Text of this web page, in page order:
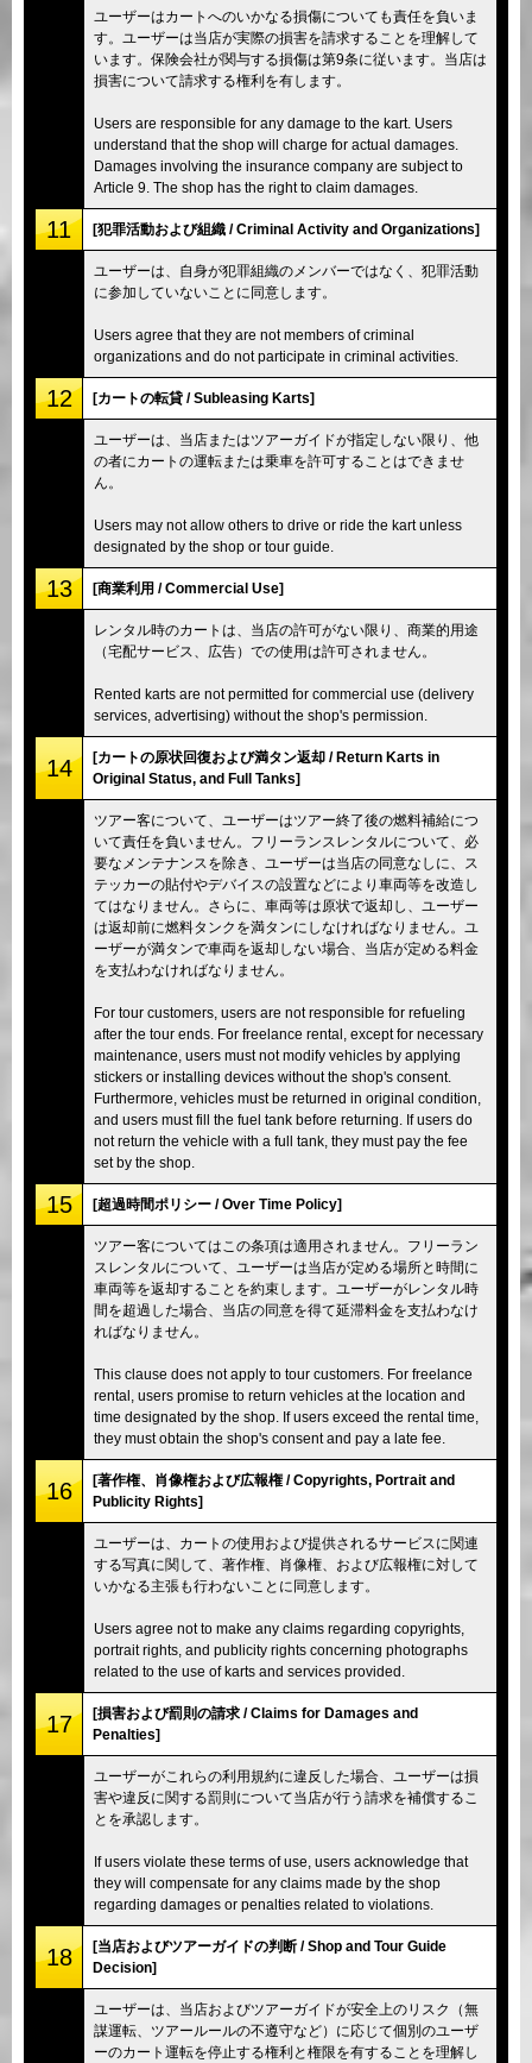
ユーザーはカートへのいかなる損傷についても責任を負いま
す。ユーザーは当店が実際の損害を請求することを理解して
います。保険会社が関与する損傷は第9条に従います。当店は
損害について請求する権利を有します。
Users are responsible for any damage to the kart. Users
understand that the shop will charge for actual damages.
Damages involving the insurance company are subject to
Article 9. The shop has the right to claim damages.
11 [犯罪活動および組織 / Criminal Activity and Organizations]
ユーザーは、自身が犯罪組織のメンバーではなく、犯罪活動
に参加していないことに同意します。
Users agree that they are not members of criminal
organizations and do not participate in criminal activities.
12 [カートの転貸 / Subleasing Karts]
ユーザーは、当店またはツアーガイドが指定しない限り、他
の者にカートの運転または乗車を許可することはできませ
ん。
Users may not allow others to drive or ride the kart unless
designated by the shop or tour guide.
13 [商業利用 / Commercial Use]
レンタル時のカートは、当店の許可がない限り、商業的用途
（宅配サービス、広告）での使用は許可されません。
Rented karts are not permitted for commercial use (delivery
services, advertising) without the shop's permission.
14
[カートの原状回復および満タン返却 / Return Karts in
Original Status, and Full Tanks]
ツアー客について、ユーザーはツアー終了後の燃料補給につ
いて責任を負いません。フリーランスレンタルについて、必
要なメンテナンスを除き、ユーザーは当店の同意なしに、ス
テッカーの貼付やデバイスの設置などにより車両等を改造し
てはなりません。さらに、車両等は原状で返却し、ユーザー
は返却前に燃料タンクを満タンにしなければなりません。ユ
ーザーが満タンで車両を返却しない場合、当店が定める料金
を支払わなければなりません。
For tour customers, users are not responsible for refueling
after the tour ends. For freelance rental, except for necessary
maintenance, users must not modify vehicles by applying
stickers or installing devices without the shop's consent.
Furthermore, vehicles must be returned in original condition,
and users must fill the fuel tank before returning. If users do
not return the vehicle with a full tank, they must pay the fee
set by the shop.
15 [超過時間ポリシー / Over Time Policy]
ツアー客についてはこの条項は適用されません。フリーラン
スレンタルについて、ユーザーは当店が定める場所と時間に
車両等を返却することを約束します。ユーザーがレンタル時
間を超過した場合、当店の同意を得て延滞料金を支払わなけ
ればなりません。
This clause does not apply to tour customers. For freelance
rental, users promise to return vehicles at the location and
time designated by the shop. If users exceed the rental time,
they must obtain the shop's consent and pay a late fee.
16
[著作権、肖像権および広報権 / Copyrights, Portrait and
Publicity Rights]
ユーザーは、カートの使用および提供されるサービスに関連
する写真に関して、著作権、肖像権、および広報権に対して
いかなる主張も行わないことに同意します。
Users agree not to make any claims regarding copyrights,
portrait rights, and publicity rights concerning photographs
related to the use of karts and services provided.
17
[損害および罰則の請求 / Claims for Damages and
Penalties]
ユーザーがこれらの利用規約に違反した場合、ユーザーは損
害や違反に関する罰則について当店が行う請求を補償するこ
とを承認します。
If users violate these terms of use, users acknowledge that
they will compensate for any claims made by the shop
regarding damages or penalties related to violations.
18
[当店およびツアーガイドの判断 / Shop and Tour Guide
Decision]
ユーザーは、当店およびツアーガイドが安全上のリスク（無
謀運転、ツアールールの不遵守など）に応じて個別のユーザ
ーのカート運転を停止する権利と権限を有することを理解し